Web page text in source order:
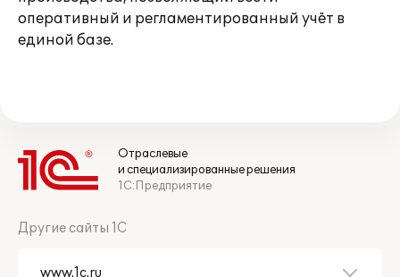
оперативный и регламентированный учёт в
единой базе.
Отраслевые
и специализированные решения
1С:Предприятие
Другие сайты 1С